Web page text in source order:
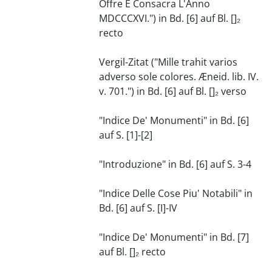
Offre E Consacra L'Anno
MDCCCXVI.") in Bd. [6] auf Bl. []₂
recto
Vergil-Zitat ("Mille trahit varios
adverso sole colores. Æneid. lib. IV.
v. 701.") in Bd. [6] auf Bl. []₂ verso
"Indice De' Monumenti" in Bd. [6]
auf S. [1]-[2]
"Introduzione" in Bd. [6] auf S. 3-4
"Indice Delle Cose Piu' Notabili" in
Bd. [6] auf S. [I]-IV
"Indice De' Monumenti" in Bd. [7]
auf Bl. []₂ recto